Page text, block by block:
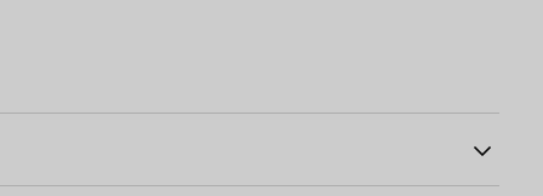
estampada en las mangas y la parte delantera y trasera